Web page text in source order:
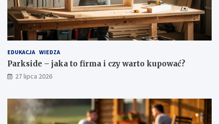
EDUKACJA WIEDZA
Parkside – jaka to firma i czy warto kupować?
27 lipca 2026